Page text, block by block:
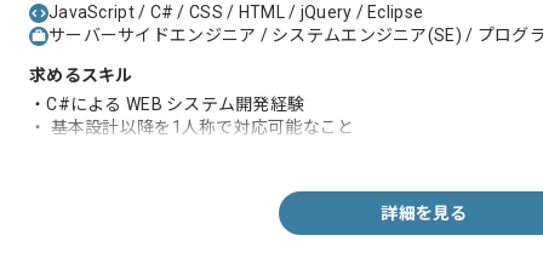
JavaScript / C# / CSS / HTML / jQuery / Eclipse
サーバーサイドエンジニア / システムエンジニア(SE) / プログ
求めるスキル
・C#による WEB システム開発経験
・ 基本設計以降を1人称で対応可能なこと
詳細を見る